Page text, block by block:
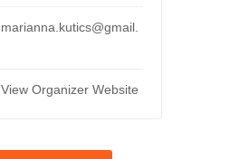
marianna.kutics@gmail.
View Organizer Website